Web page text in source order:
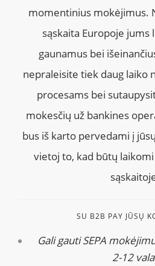
momentinius mokėjimus.
sąskaita Europoje jums
gaunamus bei
nepraleisite tiek daug laiko
procesams bei
mokesčių už bankines
bus iš karto pervedami į
vietoj to, kad būtų
SU B2B PAY JŪSŲ
Gali gauti SEPA
2-12